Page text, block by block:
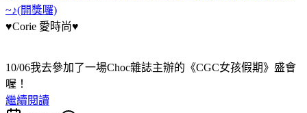
~♪(開獎囉)
♥Corie 愛時尚♥
10/06我去參加了一場Choc雜誌主辦的《CGC女孩假期》盛會
喔！
繼續閱讀